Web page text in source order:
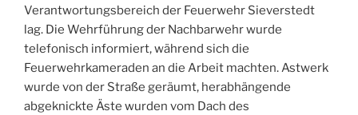
Verantwortungsbereich der Feuerwehr Sieverstedt
lag. Die Wehrführung der Nachbarwehr wurde
telefonisch informiert, während sich die
Feuerwehrkameraden an die Arbeit machten. Astwerk
wurde von der Straße geräumt, herabhängende
abgeknickte Äste wurden vom Dach des